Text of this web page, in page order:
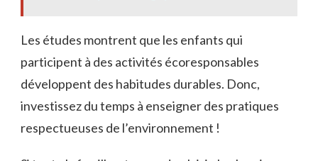
Les études montrent que les enfants qui
participent à des activités écoresponsables
développent des habitudes durables. Donc,
investissez du temps à enseigner des pratiques
respectueuses de l’environnement !